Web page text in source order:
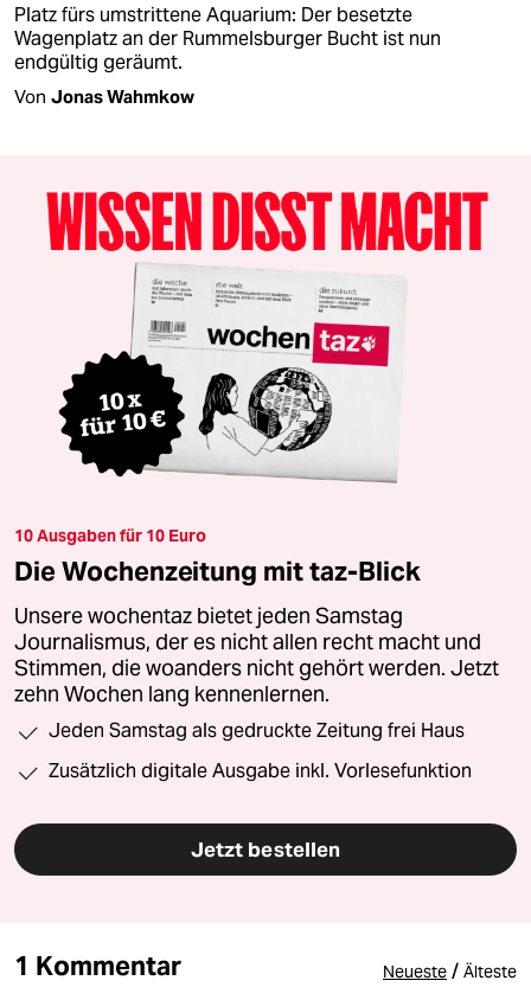
Platz fürs umstrittene Aquarium: Der besetzte
Wagenplatz an der Rummelsburger Bucht ist nun
endgültig geräumt.
Von Jonas Wahmkow
10 Ausgaben für 10 Euro
Die Wochenzeitung mit taz-Blick
Unsere wochentaz bietet jeden Samstag
Journalismus, der es nicht allen recht macht und
Stimmen, die woanders nicht gehört werden. Jetzt
zehn Wochen lang kennenlernen.
Jeden Samstag als gedruckte Zeitung frei Haus
Zusätzlich digitale Ausgabe inkl. Vorlesefunktion
Jetzt bestellen
1 Kommentar Neueste / Älteste